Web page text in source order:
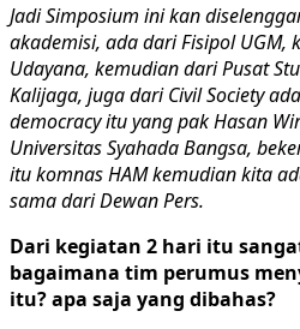
Jadi Simposium ini kan
akademisi, ada dari Fisipol UGM,
Udayana, kemudian dari Pusat
Kalijaga, juga dari Civil Society
democracy itu yang pak Hasan
Universitas Syahada Bangsa,
itu komnas HAM kemudian kita
sama dari Dewan Pers.
Dari kegiatan 2 hari itu
bagaimana tim perumus
itu? apa saja yang dibahas?